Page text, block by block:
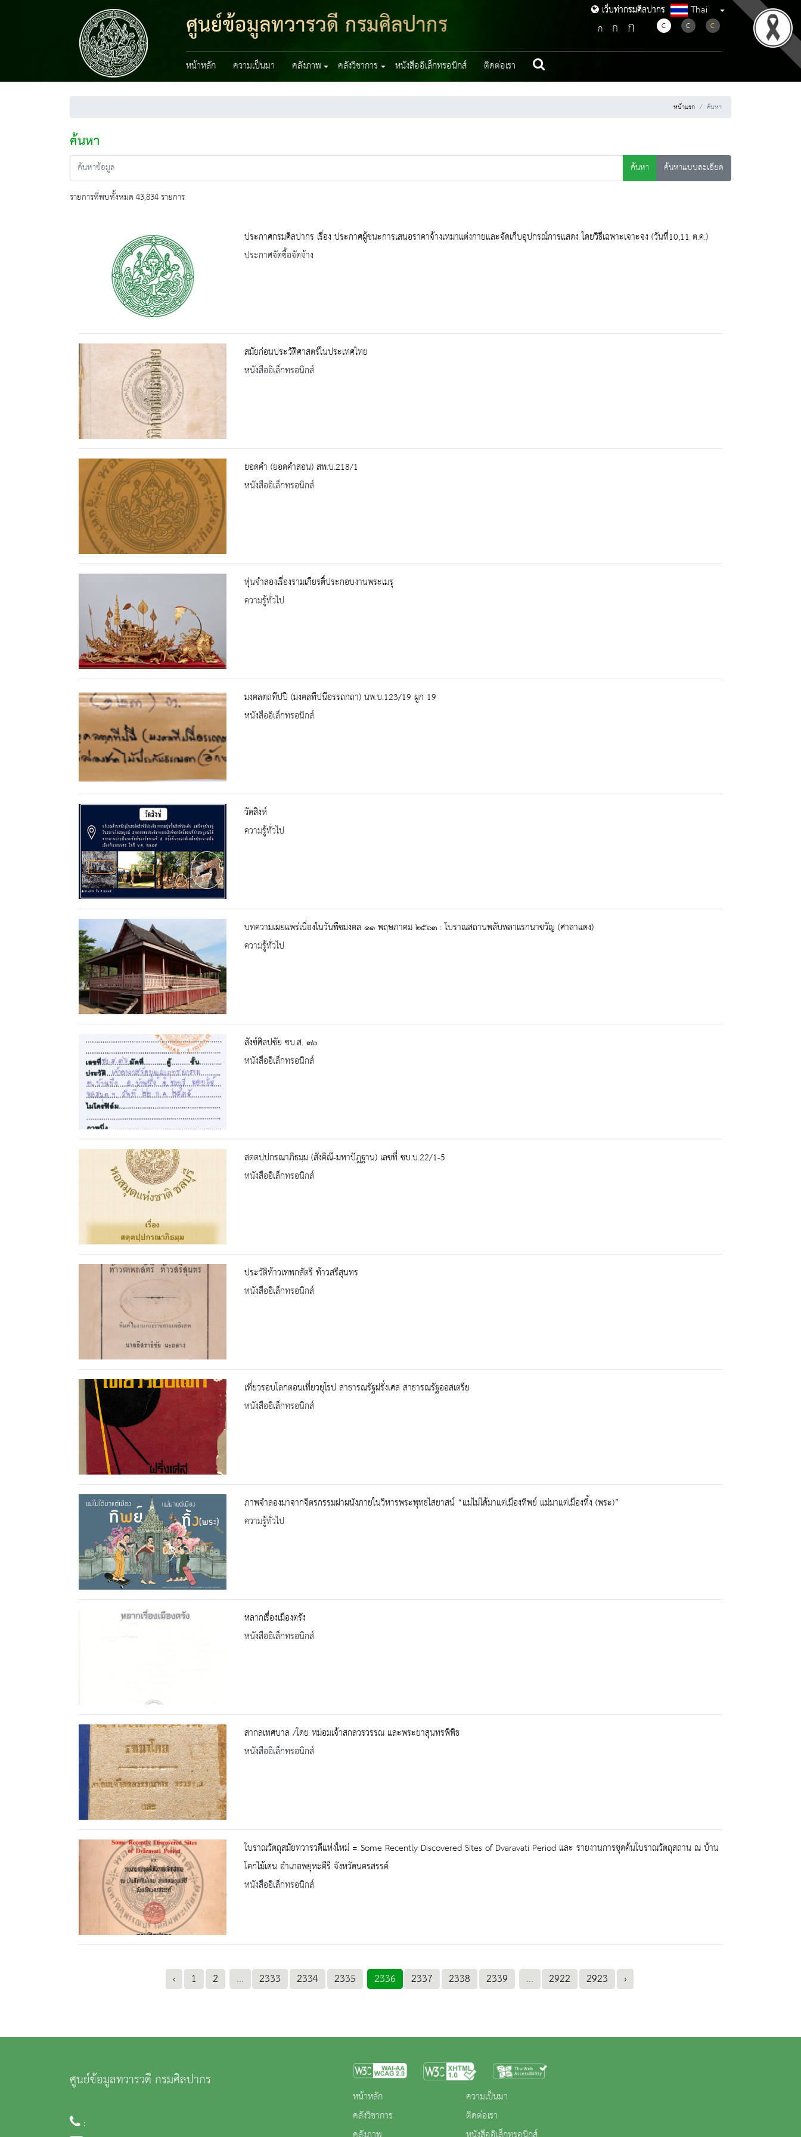
เว็บท่ากรมศิลปากร
ศูนย์ข้อมูลทวารวดี กรมศิลปากร เว็บท่ากรมศิลปากร Thai
ก ก ก C C C
หน้าหลัก ความเป็นมา คลังภาพ คลังวิชาการ หนังสืออิเล็กทรอนิกส์ ติดต่อเรา
หน้าแรก ค้นหา
ค้นหา
ค้นหา
ค้นหาแบบละเอียด
รายการที่พบทั้งหมด 43,834 รายการ
ประกาศกรมศิลปากร เรื่อง ประกาศผู้ชนะการเสนอราคาจ้างเหมาแต่งกายและจัดเก็บอุปกรณ์การแสดง โดยวิธีเฉพาะเจาะจง (วันที่10,11 ต.ค.)
ประกาศจัดซื้อจัดจ้าง
สมัยก่อนประวัติศาสตร์ในประเทศไทย
หนังสืออิเล็กทรอนิกส์
ยอดคำ (ยอดคำสอน) สพ.บ.218/1
หนังสืออิเล็กทรอนิกส์
หุ่นจำลองเรื่องรามเกียรติ์ประกอบงานพระเมรุ
ความรู้ทั่วไป
มงฺคลตฺถทีปปี (มงคลทีปนีอรรถกถา) นพ.บ.123/19 ผูก 19
หนังสืออิเล็กทรอนิกส์
วัดสิงห์
ความรู้ทั่วไป
บทความเผยแพร่เนื่องในวันพืชมงคล ๑๑ พฤษภาคม ๒๕๖๓ : โบราณสถานพลับพลาแรกนาขวัญ (ศาลาแดง)
ความรู้ทั่วไป
สังข์ศิลปชัย ชบ.ส. ๓๖
หนังสืออิเล็กทรอนิกส์
สตฺตปฺปกรณาภิธมฺม (สังคิณี-มหาปัฎฐาน) เลขที่ ชบ.บ.22/1-5
หนังสืออิเล็กทรอนิกส์
ประวัติท้าวเทพกสัตรี ท้าวสรีสุนทร
หนังสืออิเล็กทรอนิกส์
เที่ยวรอบโลกตอนเที่ยวยุโรป สาธารณรัฐฝรั่งเศส สาธารณรัฐออสเตรีย
หนังสืออิเล็กทรอนิกส์
ภาพจำลองมาจากจิตรกรรมฝาผนังภายในวิหารพระพุทธไสยาสน์ “แม่ไม่ได้มาแต่เมืองทิพย์ แม่มาแต่เมืองทิ้ง (พระ)”
ความรู้ทั่วไป
หลากเรื่องเมืองตรัง
หนังสืออิเล็กทรอนิกส์
สากลเทศบาล /โดย หม่อมเจ้าสกลวรวรรณ และพระยาสุนทรพิพิธ
หนังสืออิเล็กทรอนิกส์
โบราณวัตถุสมัยทวารวดีแห่งใหม่ = Some Recently Discovered Sites of Dvaravati Period และ รายงานการขุดค้นโบราณวัตถุสถาน ณ บ้าน
โคกไม้เดน อำเภอพยุหะคีรี จังหวัดนครสรรค์
หนังสืออิเล็กทรอนิกส์
‹ 1 2 ... 2333 2334 2335 2336 2337 2338 2339 ... 2922 2923 ›
ศูนย์ข้อมูลทวารวดี กรมศิลปากร
:
หน้าหลัก
คลังวิชาการ
ความเป็นมา
ติดต่อเรา